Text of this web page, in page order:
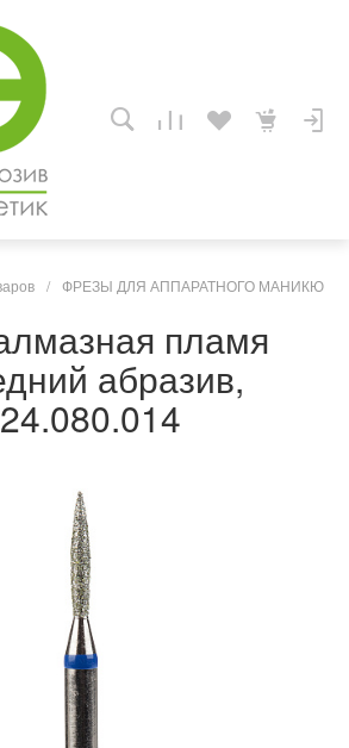
/ ФРЕЗЫ ДЛЯ АППАРАТНОГО
пламя
абразив,